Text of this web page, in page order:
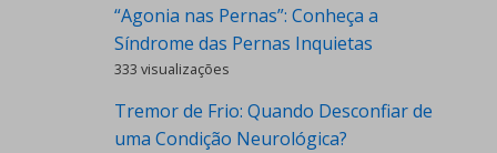
“Agonia nas Pernas”: Conheça a
Síndrome das Pernas Inquietas
333 visualizações
Tremor de Frio: Quando Desconfiar de
uma Condição Neurológica?